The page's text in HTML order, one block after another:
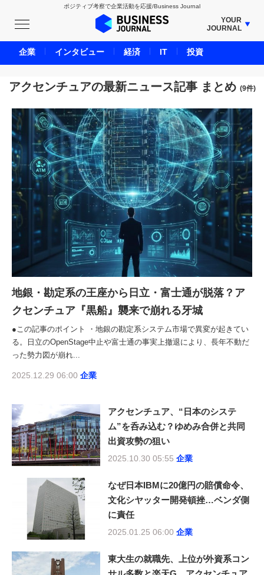
ポジティブ考察で企業活動を応援/Business Journal
YOUR
JOURNAL
BUSINESS JOURNAL
UNICORN JOURNAL
CARBON CREDITS JOURNAL
ENERGY MANAGEMENT JOURNAL
INBOUND JOURNAL
LIFE ENDING JOURNAL
AI JOURNAL
REAL ESTATE BROKERAGE JOURNAL
SMART MARKETING JOURNAL
BPaaS JOURNAL
ADOPTABLE DOG JOURNAL
アクセンチュアの最新ニュース記事 まとめ (9件)
地銀・勘定系の王座から日立・富士通が脱落？ア
クセンチュア『黒船』襲来で崩れる牙城
●この記事のポイント ・地銀の勘定系システム市場で異変が起きてい
る。日立のOpenStage中止や富士通の事実上撤退により、長年不動だ
った勢力図が崩れ...
2025.12.29 06:00 企業
アクセンチュア、“日本のシステ
ム”を呑み込む？ゆめみ合併と共同
出資攻勢の狙い
2025.10.30 05:55 企業
なぜ日本IBMに20億円の賠償命令、
文化シヤッター開発頓挫…ベンダ側
に責任
2025.01.25 06:00 企業
東大生の就職先、上位が外資系コン
企業 インタビュー 経済 IT 投資